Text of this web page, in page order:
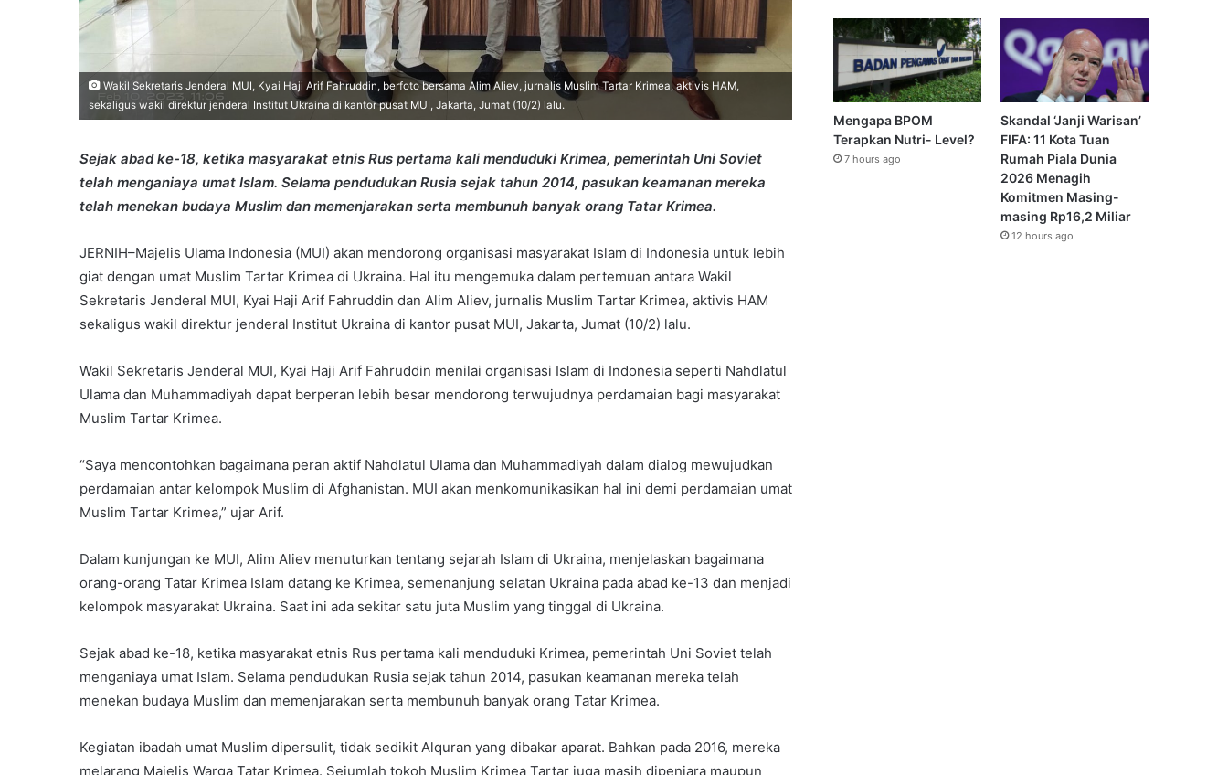
Wakil Sekretaris Jenderal MUI, Kyai Haji Arif Fahruddin, berfoto bersama Alim Aliev, jurnalis Muslim Tartar Krimea, aktivis HAM,
sekaligus wakil direktur jenderal Institut Ukraina di kantor pusat MUI, Jakarta, Jumat (10/2) lalu.
Sejak abad ke-18, ketika masyarakat etnis Rus pertama kali menduduki Krimea, pemerintah Uni Soviet
telah menganiaya umat Islam. Selama pendudukan Rusia sejak tahun 2014, pasukan keamanan mereka
telah menekan budaya Muslim dan memenjarakan serta membunuh banyak orang Tatar Krimea.
JERNIH–Majelis Ulama Indonesia (MUI) akan mendorong organisasi masyarakat Islam di Indonesia untuk lebih
giat dengan umat Muslim Tartar Krimea di Ukraina. Hal itu mengemuka dalam pertemuan antara Wakil
Sekretaris Jenderal MUI, Kyai Haji Arif Fahruddin dan Alim Aliev, jurnalis Muslim Tartar Krimea, aktivis HAM
sekaligus wakil direktur jenderal Institut Ukraina di kantor pusat MUI, Jakarta, Jumat (10/2) lalu.
Wakil Sekretaris Jenderal MUI, Kyai Haji Arif Fahruddin menilai organisasi Islam di Indonesia seperti Nahdlatul
Ulama dan Muhammadiyah dapat berperan lebih besar mendorong terwujudnya perdamaian bagi masyarakat
Muslim Tartar Krimea.
“Saya mencontohkan bagaimana peran aktif Nahdlatul Ulama dan Muhammadiyah dalam dialog mewujudkan
perdamaian antar kelompok Muslim di Afghanistan. MUI akan menkomunikasikan hal ini demi perdamaian umat
Muslim Tartar Krimea,” ujar Arif.
Dalam kunjungan ke MUI, Alim Aliev menuturkan tentang sejarah Islam di Ukraina, menjelaskan bagaimana
orang-orang Tatar Krimea Islam datang ke Krimea, semenanjung selatan Ukraina pada abad ke-13 dan menjadi
kelompok masyarakat Ukraina. Saat ini ada sekitar satu juta Muslim yang tinggal di Ukraina.
Sejak abad ke-18, ketika masyarakat etnis Rus pertama kali menduduki Krimea, pemerintah Uni Soviet telah
menganiaya umat Islam. Selama pendudukan Rusia sejak tahun 2014, pasukan keamanan mereka telah
menekan budaya Muslim dan memenjarakan serta membunuh banyak orang Tatar Krimea.
Kegiatan ibadah umat Muslim dipersulit, tidak sedikit Alquran yang dibakar aparat. Bahkan pada 2016, mereka
melarang Majelis Warga Tatar Krimea. Sejumlah tokoh Muslim Krimea Tartar juga masih dipenjara maupun
Mengapa BPOM
Terapkan Nutri- Level?
7 hours ago
Skandal ‘Janji Warisan’
FIFA: 11 Kota Tuan
Rumah Piala Dunia
2026 Menagih
Komitmen Masing-
masing Rp16,2 Miliar
12 hours ago